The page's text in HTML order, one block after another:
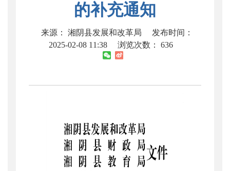
的补充通知
来源： 湘阴县发展和改革局
发布时间：
2025-02-08 11:38
浏览次数： 636